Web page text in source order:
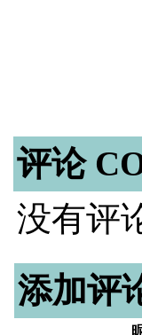
评论
没有评
添加评